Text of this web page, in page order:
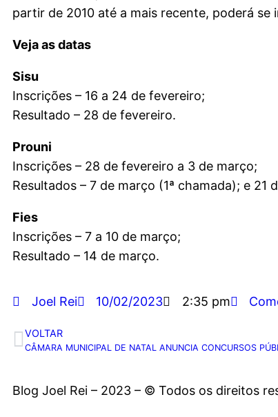
partir de 2010 até a mais recente, poderá se
Veja as datas
Sisu
Inscrições – 16 a 24 de fevereiro;
Resultado – 28 de fevereiro.
Prouni
Inscrições – 28 de fevereiro a 3 de março;
Resultados – 7 de março (1ª chamada); e 21
Fies
Inscrições – 7 a 10 de março;
Resultado – 14 de março.
Joel Rei 10/02/2023 2:35 pm
VOLTAR
Blog Joel Rei – 2023 – © Todos os direitos